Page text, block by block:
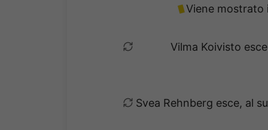
Viene mostrato
Vilma Koivisto
Svea Rehnberg esce, al